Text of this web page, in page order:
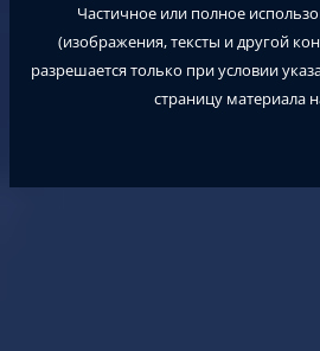
Частичное или полное
(изображения, тексты и другой
разрешается только при условии
страницу материала